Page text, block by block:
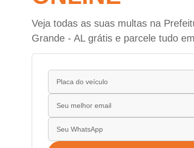
Veja todas as suas multas na
Grande - AL grátis e parcele tudo